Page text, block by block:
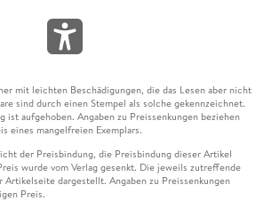
mit leichten Beschädigungen, die das Lesen aber nicht
sind durch einen Stempel als solche gekennzeichnet.
ist aufgehoben. Angaben zu Preissenkungen beziehen
eines mangelfreien Exemplars.
der Preisbindung, die Preisbindung dieser Artikel
wurde vom Verlag gesenkt. Die jeweils zutreffende
dargestellt. Angaben zu Preissenkungen
Preis.